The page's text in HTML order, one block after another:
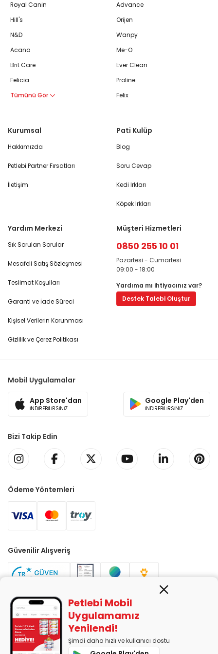
Royal Canin
Hill's
N&D
Acana
Brit Care
Felicia
Tümünü Gör
Advance
Orijen
Wanpy
Me-O
Ever Clean
Proline
Felix
Kurumsal
Hakkımızda
Petlebi Partner Fırsatları
İletişim
Pati Kulüp
Blog
Soru Cevap
Kedi Irkları
Köpek Irkları
Yardım Merkezi
Sık Sorulan Sorular
Mesafeli Satış Sözleşmesi
Teslimat Koşulları
Garanti ve İade Süreci
Kişisel Verilerin Korunması
Gizlilik ve Çerez Politikası
Müşteri Hizmetleri
0850 255 10 01
Pazartesi - Cumartesi
09:00 - 18:00
Yardıma mı ihtiyacınız var?
Destek Talebi Oluştur
Mobil Uygulamalar
App Store'dan
İNDİREBİLİRSİNİZ
Google Play'den
İNDİREBİLİRSİNİZ
Bizi Takip Edin
Ödeme Yöntemleri
Güvenilir Alışveriş
PETLEBİ EVCİL HAYVAN ÜRÜNLERİ PAZ. SAN. TİC. LTD. ŞTİ. Alaşarköy
Mah. 1. Alaşar Cad. No: 9 Osmangazi/Bursa
7290599225 vergi numarasıyla Uludağ Vergi Dairesi'ne bağlıdır.
Petlebi Mobil
Uygulamamız
Yenilendi!
Şimdi daha hızlı ve kullanıcı dostu